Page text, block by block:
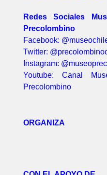
Redes Sociales
Precolombino
Facebook:
Twitter:
Instagram:
Youtube: Canal
Precolombino
ORGANIZA